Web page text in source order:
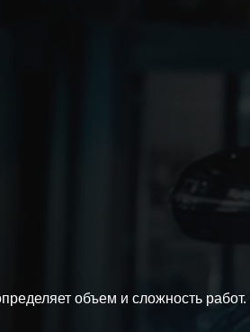
объем и сложность работ.